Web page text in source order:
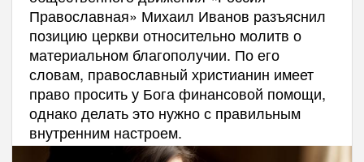
Православная» Михаил Иванов разъяснил
позицию церкви относительно молитв о
материальном благополучии. По его
словам, православный христианин имеет
право просить у Бога финансовой помощи,
однако делать это нужно с правильным
внутренним настроем.